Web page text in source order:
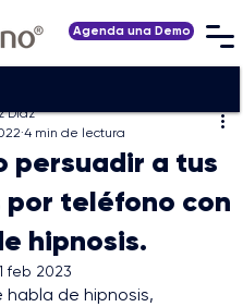
Agenda una Demo
persuadir a tus
teléfono con
hipnosis.
Díaz
4 min de lectura
feb 2023
habla de hipnosis,